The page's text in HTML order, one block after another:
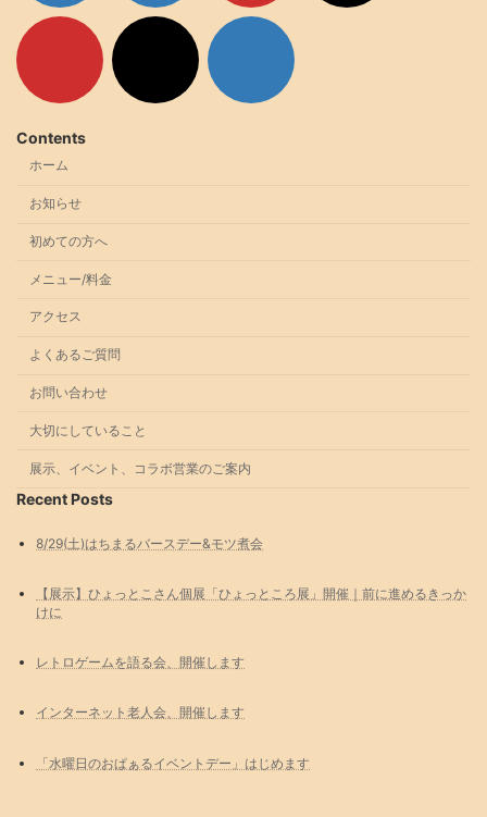
イ
コ
ン
リ
ン
イ
コ
ン
リ
ン
イ
コ
ン
リ
ン
Contents
ホーム
お知らせ
初めての方へ
メニュー/料金
アクセス
よくあるご質問
お問い合わせ
大切にしていること
展示、イベント、コラボ営業のご案内
Recent Posts
8/29(土)はちまるバースデー&モツ煮会
【展示】ひょっとこさん個展「ひょっところ展」開催｜前に進めるきっか
けに
レトロゲームを語る会、開催します
インターネット老人会、開催します
「水曜日のおぱぁるイベントデー」はじめます